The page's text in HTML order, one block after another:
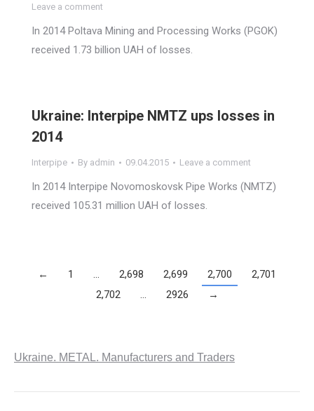
Leave a comment
In 2014 Poltava Mining and Processing Works (PGOK)
received 1.73 billion UAH of losses.
Ukraine: Interpipe NMTZ ups losses in
2014
Interpipe By admin 09.04.2015 Leave a comment
In 2014 Interpipe Novomoskovsk Pipe Works (NMTZ)
received 105.31 million UAH of losses.
← 1 … 2,698 2,699 2,700
2,701
2,702
… 2926 →
Ukraine. METAL. Manufacturers and Traders